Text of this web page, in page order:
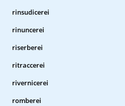
rinsudicerei
rinuncerei
riserberei
ritraccerei
rivernicerei
romberei